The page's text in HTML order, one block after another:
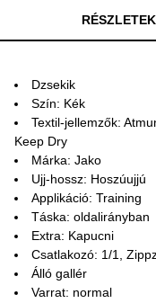
RÉSZLETEK
Dzsekik
Szín: Kék
Textil-jellemzők:
Keep Dry
Márka: Jako
Ujj-hossz: Hoszúujjú
Applikáció: Training
Táska: oldalirányban
Extra: Kapucni
Csatlakozó: 1/1,
Álló gallér
Varrat: normal